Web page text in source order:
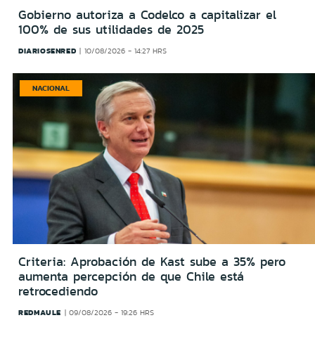
Gobierno autoriza a Codelco a capitalizar el
100% de sus utilidades de 2025
DIARIOSENRED 10/08/2026 - 14:27 HRS
NACIONAL
Criteria: Aprobación de Kast sube a 35% pero
aumenta percepción de que Chile está
retrocediendo
REDMAULE 09/08/2026 - 19:26 HRS